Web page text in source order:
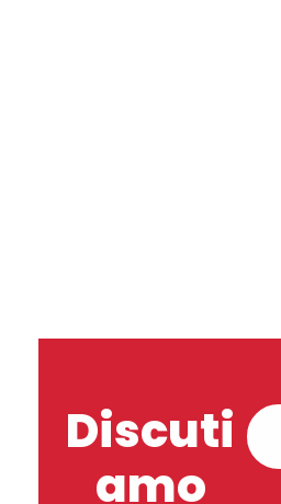
Discuti
amo